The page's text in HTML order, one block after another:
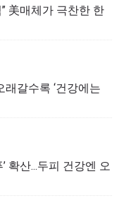
美매체가 극찬한 한
래갈수록 ‘건강에는
확산…두피 건강엔 오